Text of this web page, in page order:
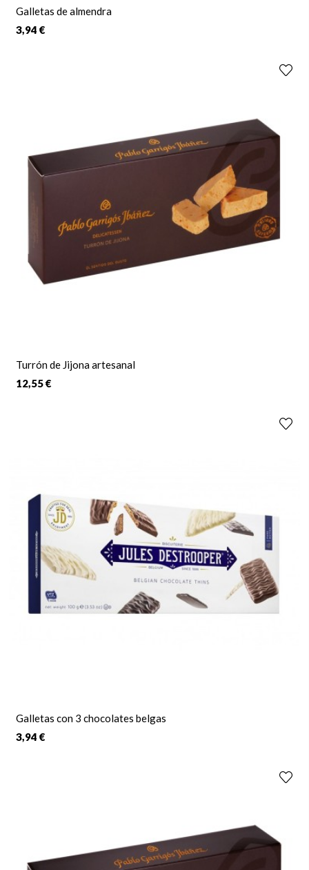
Galletas de almendra
3,94 €
Turrón de Jijona artesanal
12,55 €
Galletas con 3 chocolates belgas
3,94 €